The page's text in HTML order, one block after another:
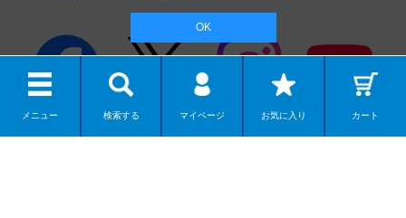
メニュー 検索する マイページ お気に入り カート
OK